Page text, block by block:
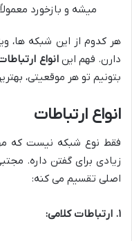
میشه و بازخورد
هر کدوم از این شبکه
دارن. فهم اینانواع
بتونیم تو هر موقعیتی،
انواع ارتباطات
فقط نوع شبکه نیست که
زیادی برای گفتن داره.
اصلی تقسیم می کنه:
۱. ارتباطات کلامی: